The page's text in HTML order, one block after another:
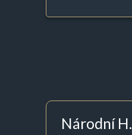
Národní H.